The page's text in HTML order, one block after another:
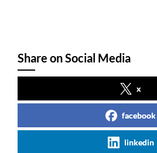
Share on Social Media
x
facebook
linkedin